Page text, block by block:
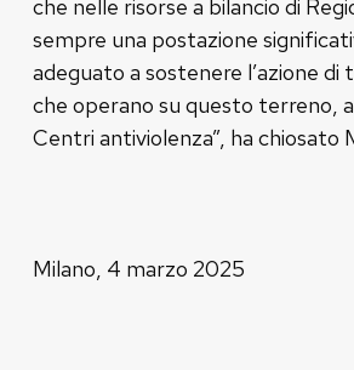
che nelle risorse a bilancio di
sempre una postazione
adeguato a sostenere l’azione
che operano su questo terreno,
Centri antiviolenza”, ha chiosato
Milano, 4 marzo 2025